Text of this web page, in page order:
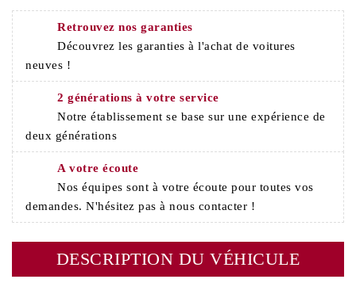
Retrouvez nos garanties
Découvrez les garanties à l'achat de voitures
neuves !
2 générations à votre service
Notre établissement se base sur une expérience de
deux générations
A votre écoute
Nos équipes sont à votre écoute pour toutes vos
demandes. N'hésitez pas à nous contacter !
DESCRIPTION DU VÉHICULE